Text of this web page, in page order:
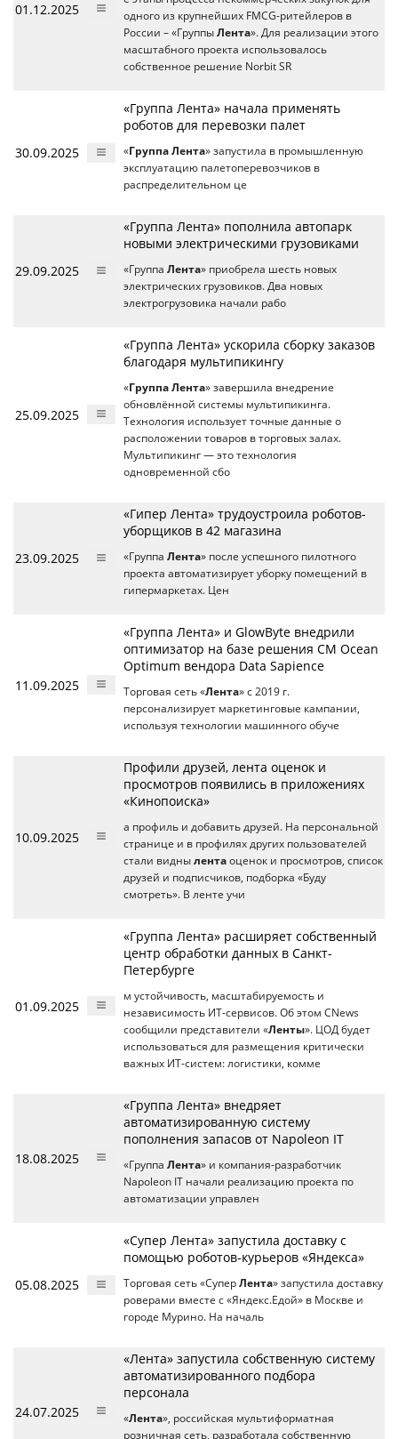
01.12.2025
одного из крупнейших FMCG-ритейлеров в
России – «Группы Лента». Для реализации этого
масштабного проекта использовалось
собственное решение Norbit SR
30.09.2025
«Группа Лента» начала применять
роботов для перевозки палет
«Группа Лента» запустила в промышленную
эксплуатацию палетоперевозчиков в
распределительном це
29.09.2025
«Группа Лента» пополнила автопарк
новыми электрическими грузовиками
«Группа Лента» приобрела шесть новых
электрических грузовиков. Два новых
электрогрузовика начали рабо
25.09.2025
«Группа Лента» ускорила сборку заказов
благодаря мультипикингу
«Группа Лента» завершила внедрение
обновлённой системы мультипикинга.
Технология использует точные данные о
расположении товаров в торговых залах.
Мультипикинг — это технология
одновременной сбо
23.09.2025
«Гипер Лента» трудоустроила роботов-
уборщиков в 42 магазина
«Группа Лента» после успешного пилотного
проекта автоматизирует уборку помещений в
гипермаркетах. Цен
11.09.2025
«Группа Лента» и GlowByte внедрили
оптимизатор на базе решения CM Ocean
Optimum вендора Data Sapience
Торговая сеть «Лента» с 2019 г.
персонализирует маркетинговые кампании,
используя технологии машинного обуче
10.09.2025
Профили друзей, лента оценок и
просмотров появились в приложениях
«Кинопоиска»
а профиль и добавить друзей. На персональной
странице и в профилях других пользователей
стали видны лента оценок и просмотров, список
друзей и подписчиков, подборка «Буду
смотреть». В ленте учи
01.09.2025
«Группа Лента» расширяет собственный
центр обработки данных в Санкт-
Петербурге
м устойчивость, масштабируемость и
независимость ИТ-сервисов. Об этом CNews
сообщили представители «Ленты». ЦОД будет
использоваться для размещения критически
важных ИТ-систем: логистики, комме
18.08.2025
«Группа Лента» внедряет
автоматизированную систему
пополнения запасов от Napoleon IT
«Группа Лента» и компания-разработчик
Napoleon IT начали реализацию проекта по
автоматизации управлен
05.08.2025
«Супер Лента» запустила доставку с
помощью роботов-курьеров «Яндекса»
Торговая сеть «Супер Лента» запустила доставку
роверами вместе с «Яндекс.Едой» в Москве и
городе Мурино. На началь
24.07.2025
«Лента» запустила собственную систему
автоматизированного подбора
персонала
«Лента», российская мультиформатная
розничная сеть, разработала собственную